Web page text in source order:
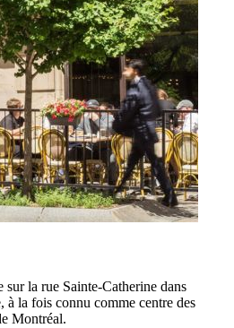
la rue Sainte-Catherine dans
à la fois connu comme centre des
Montréal.